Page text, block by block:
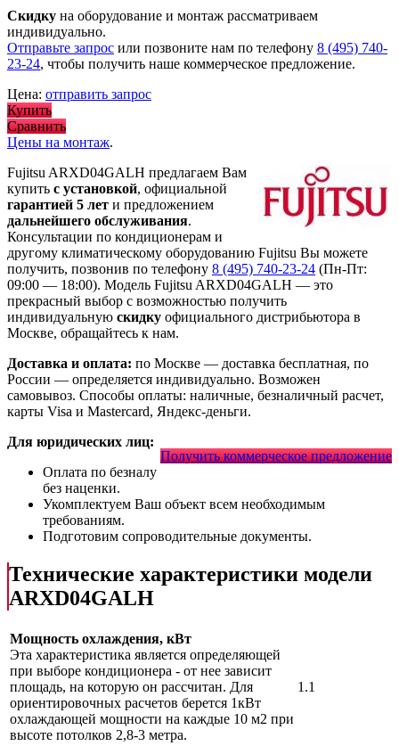
Скидку на оборудование и монтаж рассматриваем
индивидуально.
Отправьте запрос или позвоните нам по телефону 8 (495) 740-
23-24, чтобы получить наше коммерческое предложение.
Цена: отправить запрос
Купить
Сравнить
Цены на монтаж.
Fujitsu ARXD04GALH предлагаем Вам
купить с установкой, официальной
гарантией 5 лет и предложением
дальнейшего обслуживания.
Консультации по кондиционерам и
другому климатическому оборудованию Fujitsu Вы можете
получить, позвонив по телефону 8 (495) 740-23-24 (Пн-Пт:
09:00 — 18:00). Модель Fujitsu ARXD04GALH — это
прекрасный выбор с возможностью получить
индивидуальную скидку официального дистрибьютора в
Москве, обращайтесь к нам.
Доставка и оплата: по Москве — доставка бесплатная, по
России — определяется индивидуально. Возможен
самовывоз. Способы оплаты: наличные, безналичный расчет,
карты Visa и Mastercard, Яндекс-деньги.
Получить коммерческое предложение
Для юридических лиц:
Оплата по безналу
без наценки.
Укомплектуем Ваш объект всем необходимым
требованиям.
Подготовим сопроводительные документы.
Технические характеристики модели
ARXD04GALH
Мощность охлаждения, кВт
Эта характеристика является определяющей
при выборе кондиционера - от нее зависит
площадь, на которую он рассчитан. Для
ориентировочных расчетов берется 1кВт
охлаждающей мощности на каждые 10 м2 при
высоте потолков 2,8-3 метра.
1.1